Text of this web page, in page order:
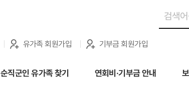
유가족 회원가입 기부금 회원가입
순직군인 유가족 찾기 연회비·기부금 안내